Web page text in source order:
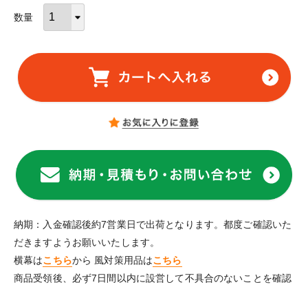
納期：入金確認後約7営業日で出荷となります。都度ご確認いた
だきますようお願いいたします。
横幕はこちらから 風対策用品はこちら
商品受領後、必ず7日間以内に設営して不具合のないことを確認